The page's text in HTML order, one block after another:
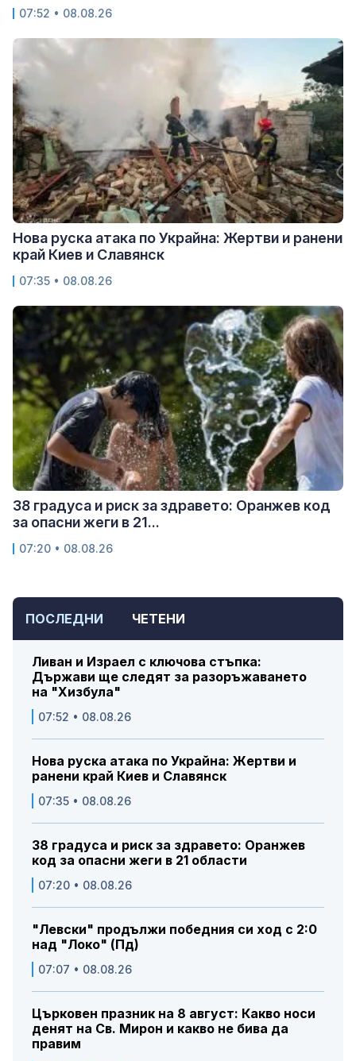
ПОСЛЕДНИ ЧЕТЕНИ
Ливан и Израел с ключова стъпка:
Държави ще следят за разоръжаването
на "Хизбула"
07:52 • 08.08.26
Нова руска атака по Украйна: Жертви и
ранени край Киев и Славянск
07:35 • 08.08.26
38 градуса и риск за здравето: Оранжев
код за опасни жеги в 21 области
07:20 • 08.08.26
"Левски" продължи победния си ход с 2:0
над "Локо" (Пд)
07:07 • 08.08.26
Църковен празник на 8 август: Какво носи
денят на Св. Мирон и какво не бива да
правим
07:52 • 08.08.26
Нова руска атака по Украйна: Жертви и ранени
край Киев и Славянск
07:35 • 08.08.26
38 градуса и риск за здравето: Оранжев код
за опасни жеги в 21...
07:20 • 08.08.26